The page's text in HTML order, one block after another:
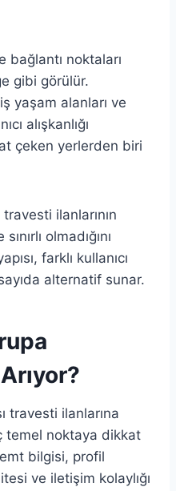
bağlantı noktaları
gibi görülür.
yaşam alanları ve
alışkanlığı
çeken yerlerden biri
ilanlarının
olmadığını
farklı kullanıcı
alternatif sunar.
travesti ilanlarına
temel noktaya dikkat
bilgisi, profil
ve iletişim kolaylığı